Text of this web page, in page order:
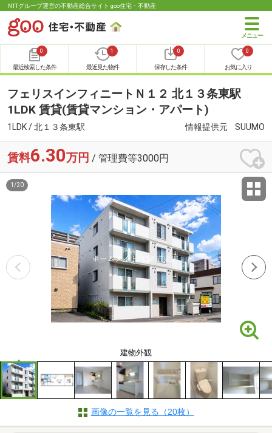
NTTグループ運営の不動産総合サイト goo住宅・不動産
0
最近検索した条件
1
最近見た物件
0
保存した条件
0
お気に入り
フェリスインフィニートＮ１２ 北１３条東駅
1LDK 賃貸(賃貸マンション・アパート)
1LDK / 北１３条東駅 情報提供元 SUUMO
賃料6.30万円 / 管理費等3000円
建物外観
1 /20
画像の一覧を見る（20枚）